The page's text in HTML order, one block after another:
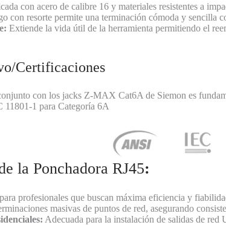
con acero de calibre 16 y materiales resistentes a
con resorte permite una terminación cómoda y sencilla
Extiende la vida útil de la herramienta permitiendo el
Certificaciones
con los jacks Z-MAX Cat6A de Siemon es
1 para Categoría 6A
la Ponchadora RJ45:
profesionales que buscan máxima eficiencia y
masivas de puntos de red, asegurando
Adecuada para la instalación de salidas de